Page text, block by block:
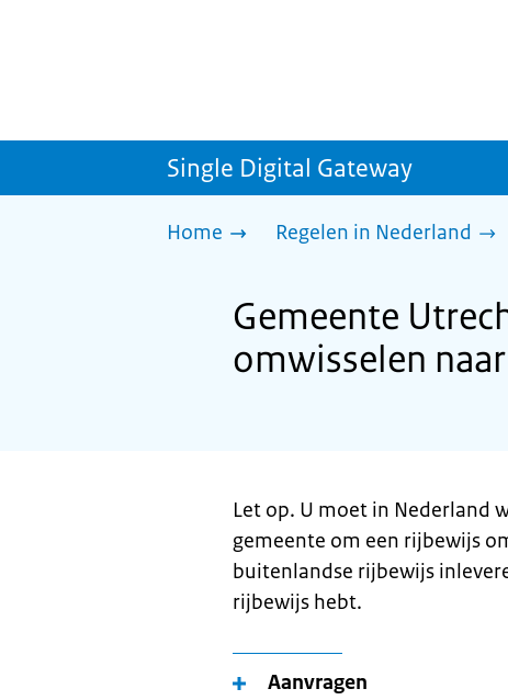
Single Digital Gateway
Home Regelen in Nederland
Gemeente
omwisselen
Let op. U moet in Nederland
gemeente om een rijbewijs
buitenlandse rijbewijs
rijbewijs hebt.
Aanvragen